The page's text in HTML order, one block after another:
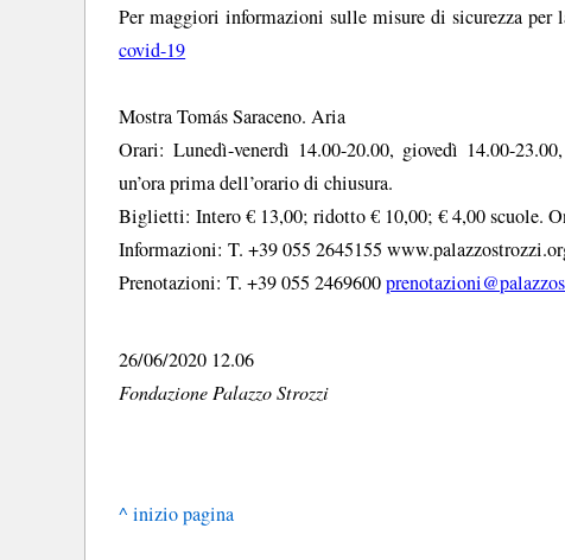
Per maggiori informazioni sulle misure di sicurezza
covid-19
Mostra Tomás Saraceno. Aria
Orari: Lunedì-venerdì 14.00-20.00, giovedì 14.00-
un’ora prima dell’orario di chiusura.
Biglietti: Intero € 13,00; ridotto € 10,00; € 4,00 scuole.
Informazioni: T. +39 055 2645155
Prenotazioni: T. +39 055 2469600
26/06/2020 12.06
Fondazione Palazzo Strozzi
^ inizio pagina